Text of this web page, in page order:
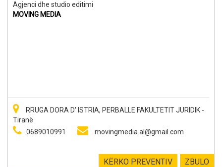
Agjenci dhe studio editimi
MOVING MEDIA
RRUGA DORA D' ISTRIA, PERBALLE FAKULTETIT JURIDIK -
Tiranë
0689010991
movingmedia.al@gmail.com
ZBULO
KËRKO PREVENTIV